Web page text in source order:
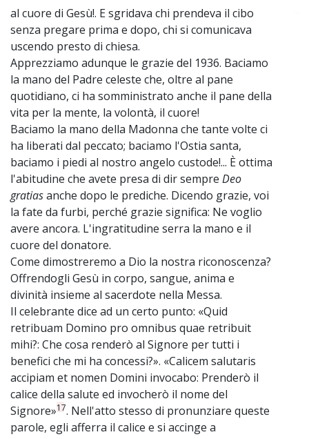
al cuore di Gesù!. E sgridava chi prendeva il cibo
senza pregare prima e dopo, chi si comunicava
uscendo presto di chiesa.
Apprezziamo adunque le grazie del 1936. Baciamo
la mano del Padre celeste che, oltre al pane
quotidiano, ci ha somministrato anche il pane della
vita per la mente, la volontà, il cuore!
Baciamo la mano della Madonna che tante volte ci
ha liberati dal peccato; baciamo l'Ostia santa,
baciamo i piedi al nostro angelo custode!... È ottima
l'abitudine che avete presa di dir sempre Deo
gratiasanche dopo le prediche. Dicendo grazie, voi
la fate da furbi, perché grazie significa: Ne voglio
avere ancora. L'ingratitudine serra la mano e il
cuore del donatore.
Come dimostreremo a Dio la nostra riconoscenza?
Offrendogli Gesù in corpo, sangue, anima e
divinità insieme al sacerdote nella Messa.
Il celebrante dice ad un certo punto: «Quid
retribuam Domino pro omnibus quae retribuit
mihi?: Che cosa renderò al Signore per tutti i
benefici che mi ha concessi?». «Calicem salutaris
accipiam et nomen Domini invocabo: Prenderò il
calice della salute ed invocherò il nome del
Signore»17. Nell'atto stesso di pronunziare queste
parole, egli afferra il calice e si accinge a